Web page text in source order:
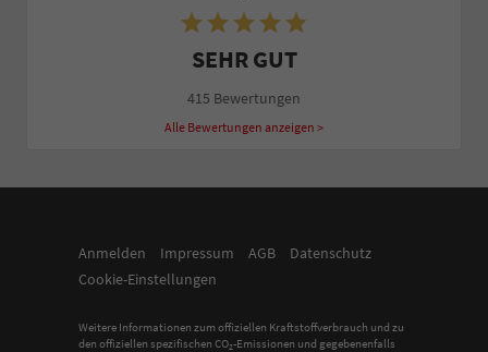
SEHR GUT
415 Bewertungen
Alle Bewertungen anzeigen >
Anmelden Impressum AGB
Datenschutz
Cookie-Einstellungen
Weitere Informationen zum offiziellen Kraftstoffverbrauch und zu
den offiziellen spezifischen CO2-Emissionen und gegebenenfalls